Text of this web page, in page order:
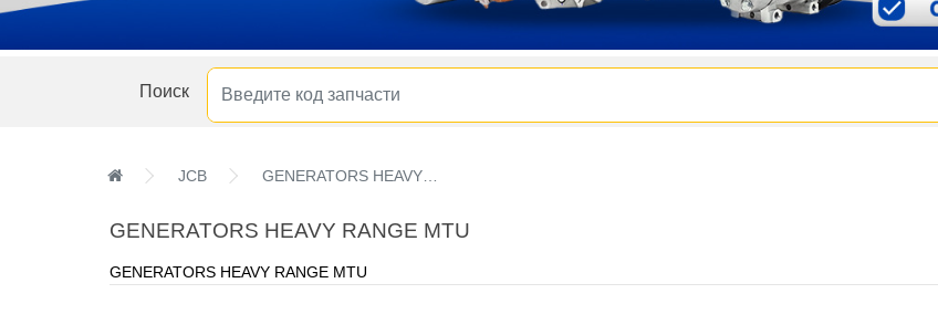
Поиск
JCB
GENERATORS HEAVY RANGE MTU
GENERATORS HEAVY RANGE MTU